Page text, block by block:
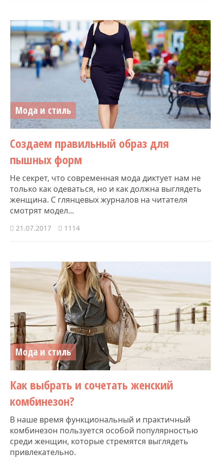
Мода и стиль
Создаем правильный образ для
пышных форм
Не секрет, что современная мода диктует нам не
только как одеваться, но и как должна выглядеть
женщина. С глянцевых журналов на читателя
смотрят модел...
21.07.2017 1114
Мода и стиль
Как выбрать и сочетать женский
комбинезон?
В наше время функциональный и практичный
комбинезон пользуется особой популярностью
среди женщин, которые стремятся выглядеть
привлекательно.